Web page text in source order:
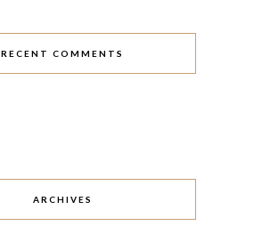
RECENT COMMENTS
ARCHIVES